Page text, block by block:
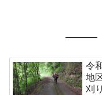
令
地
刈